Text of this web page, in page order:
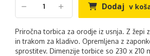
Dodaj v
Priročna torbica za orodje iz usnja. Z žepi
in trakom za kladivo. Opremljena z
sprostitev. Dimenzije torbice so 230 x 210